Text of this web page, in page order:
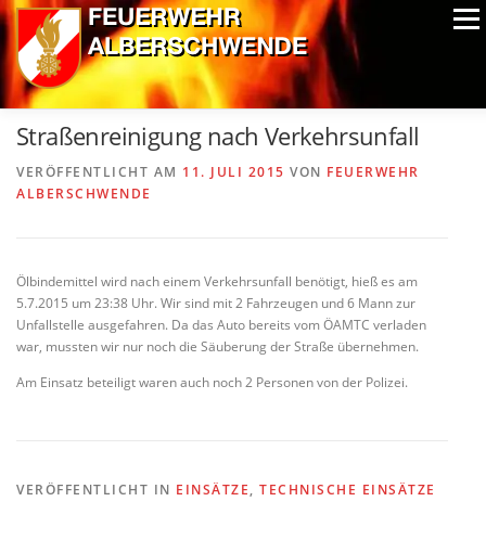
Zum
Inhalt
springen
Menü
ALPIN-NASSWETTBEWERB MITGLIEDER
AUSRÜSTUNG CHRONIK EXTRAS
Straßenreinigung nach Verkehrsunfall
VERÖFFENTLICHT AM 11. JULI 2015 VON FEUERWEHR
ALBERSCHWENDE
Ölbindemittel wird nach einem Verkehrsunfall benötigt, hieß es am
5.7.2015 um 23:38 Uhr. Wir sind mit 2 Fahrzeugen und 6 Mann zur
Unfallstelle ausgefahren. Da das Auto bereits vom ÖAMTC verladen
war, mussten wir nur noch die Säuberung der Straße übernehmen.
Am Einsatz beteiligt waren auch noch 2 Personen von der Polizei.
VERÖFFENTLICHT IN EINSÄTZE, TECHNISCHE EINSÄTZE